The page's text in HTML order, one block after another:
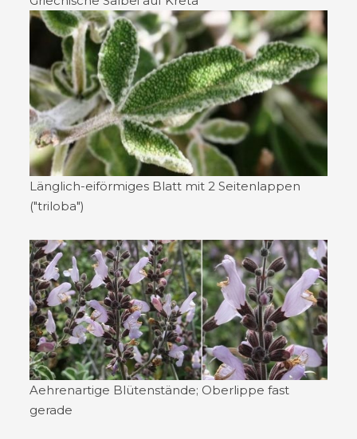
Länglich-eiförmiges Blatt mit 2 Seitenlappen
("triloba")
Aehrenartige Blütenstände; Oberlippe fast
gerade